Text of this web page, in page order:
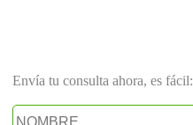
Envía tu consulta ahora, es fácil: